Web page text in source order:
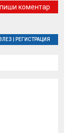
коментар
ВЛЕЗ РЕГИСТРАЦИЯ